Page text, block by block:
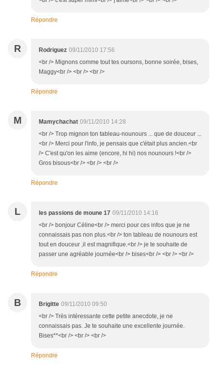
Répondre
R Rodriguez 09/11/2010 17:56
<br /> Mignons comme tout tes oursons, bonne soirée, bises,
Maggy<br /> <br /> <br />
Répondre
M Mamychachat 09/11/2010 14:28
<br /> Trop mignon ton tableau-nounours ... que de douceur ...
<br /> Merci pour l'info, je pensais que c'était plus ancien.<br
/> C'est qu'on les aime (encore, hi hi) nos nounours !<br />
Gros bisous<br /> <br /> <br />
Répondre
L les passions de moune 17 09/11/2010 14:16
<br /> bonjour Céline<br /> merci pour ces infos que je ne
connaissais pas non plus.<br /> ton tableau de nounours est
tout en douceur ,il est magnifique.<br /> je te souhaite de
passer une agréable journée<br /> bises<br /> <br /> <br />
Répondre
B Brigitte 09/11/2010 09:50
<br /> Très intéressante cette petite anecdote, je ne
connaissais pas. Je te souhaite une excellente journée.
Bises**<br /> <br /> <br />
Répondre